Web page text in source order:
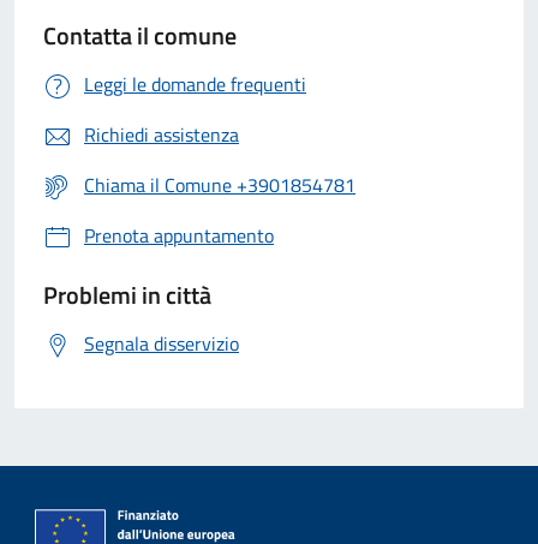
Contatta il comune
Leggi le domande frequenti
Richiedi assistenza
Chiama il Comune +3901854781
Prenota appuntamento
Problemi in città
Segnala disservizio